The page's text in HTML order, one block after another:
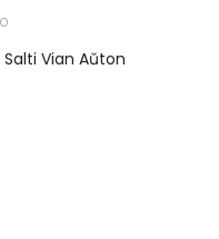
Vian Aŭton